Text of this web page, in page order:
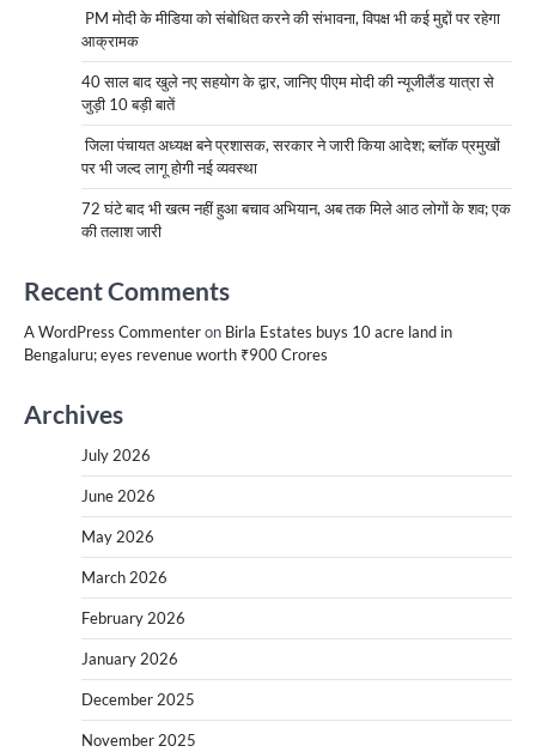
PM मोदी के मीडिया को संबोधित करने की संभावना, विपक्ष भी कई मुद्दों पर रहेगा
आक्रामक
40 साल बाद खुले नए सहयोग के द्वार, जानिए पीएम मोदी की न्यूजीलैंड यात्रा से
जुड़ी 10 बड़ी बातें
जिला पंचायत अध्यक्ष बने प्रशासक, सरकार ने जारी किया आदेश; ब्लॉक प्रमुखों
पर भी जल्द लागू होगी नई व्यवस्था
72 घंटे बाद भी खत्म नहीं हुआ बचाव अभियान, अब तक मिले आठ लोगों के शव; एक
की तलाश जारी
Recent Comments
A WordPress Commenteron Birla Estates buys 10 acre land in
Bengaluru; eyes revenue worth ₹900 Crores
Archives
July 2026
June 2026
May 2026
March 2026
February 2026
January 2026
December 2025
November 2025